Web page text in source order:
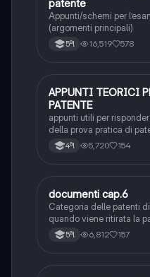
patente
Appunti/schemi per
(argomenti principali)
5ªl 16,519 578
Altro
APPUNTI TEORICI
PATENTE
appunti utili per
della prova pratica di
4ªl 5,720 154
Altro
documenti cap.6
Categoria delle patenti
quando viene ritirata la
della patente, revoca
patente, i punti della
5ªl 6,812 157